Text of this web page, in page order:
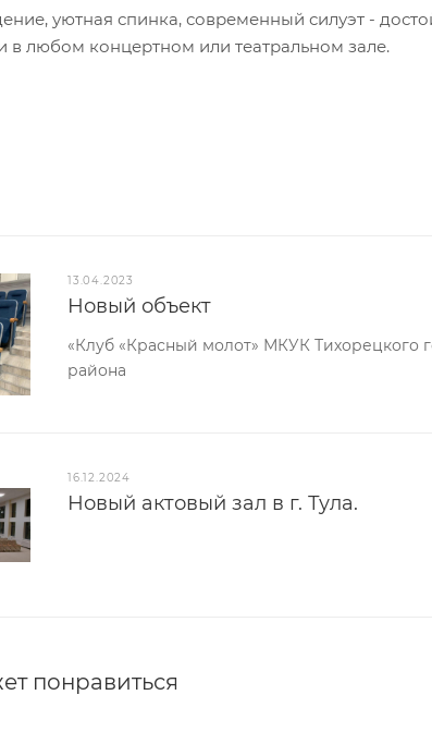
уютная спинка, современный силуэт -
в любом концертном или театральном зале.
13.04.2023
Новый объект
«Клуб «Красный молот» МКУК Тихорецкого
района
16.12.2024
Новый актовый зал в г. Тула.
понравиться